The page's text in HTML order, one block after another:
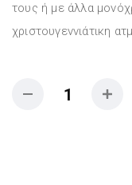
τους ή με άλλα
χριστουγεννιάτικη